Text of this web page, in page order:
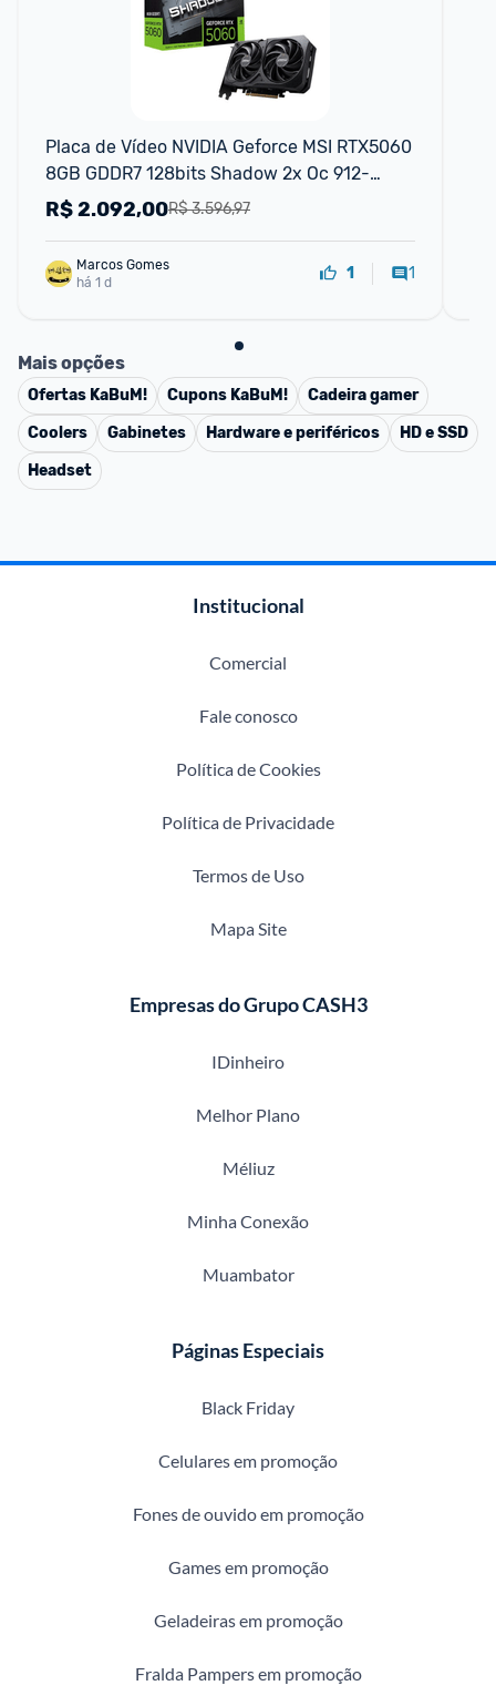
Placa de Vídeo NVIDIA Geforce MSI RTX5060
8GB GDDR7 128bits Shadow 2x Oc 912-
V537-037
R$ 3.596,97
R$2.092,00
Marcos Gomes
há 1 d
1 1
Mais opções
Ofertas KaBuM! Cupons KaBuM!
Cadeira gamer
Coolers
Gabinetes Hardware e periféricos
HD e SSD
Headset
Institucional
Comercial
Fale conosco
Política de Cookies
Política de Privacidade
Termos de Uso
Mapa Site
Empresas do Grupo CASH3
IDinheiro
Melhor Plano
Méliuz
Minha Conexão
Muambator
Páginas Especiais
Black Friday
Celulares em promoção
Fones de ouvido em promoção
Games em promoção
Geladeiras em promoção
Fralda Pampers em promoção